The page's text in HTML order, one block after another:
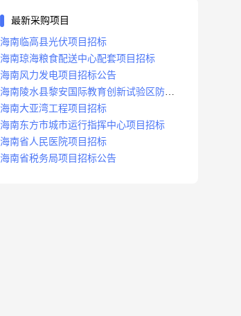
最新采购项目
海南临高县光伏项目招标
海南琼海粮食配送中心配套项目招标
海南风力发电项目招标公告
海南陵水县黎安国际教育创新试验区防洪
沟项目招标
海南大亚湾工程项目招标
海南东方市城市运行指挥中心项目招标
海南省人民医院项目招标
海南省税务局项目招标公告